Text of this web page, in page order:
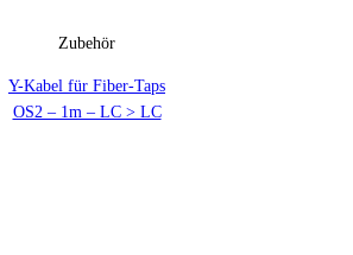
Zubehör
Y-Kabel für Fiber-Taps
OS2 – 1m – LC > LC